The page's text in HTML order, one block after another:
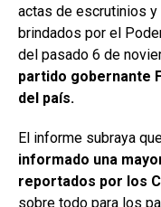
actas de escrutinios
brindados por el
del pasado 6 de
partido gobernante
del país.
El informe subraya
informado una
reportados por los
sobre todo para los